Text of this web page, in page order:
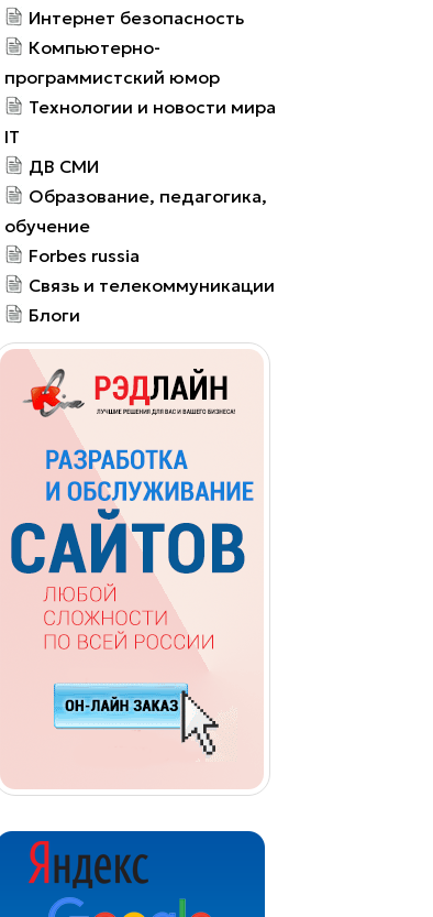
Интернет безопасность
Компьютерно-
программистский юмор
Технологии и новости мира
IT
ДВ СМИ
Образование, педагогика,
обучение
Forbes russia
Связь и телекоммуникации
Блоги